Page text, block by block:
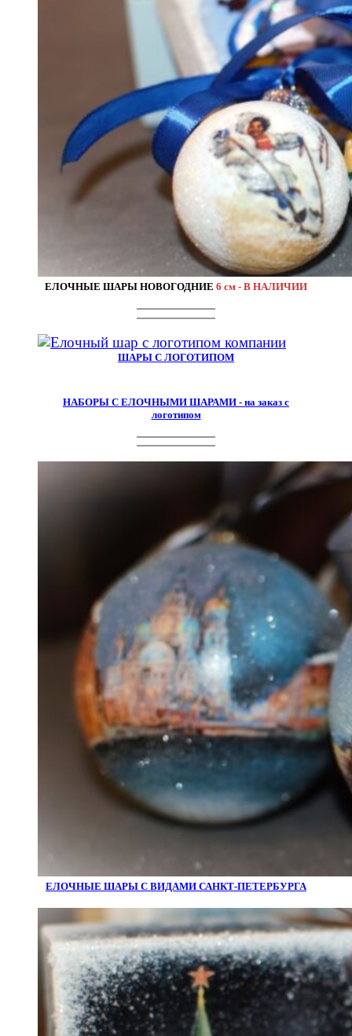
ЕЛОЧНЫЕ ШАРЫ НОВОГОДНИЕ 6 см - В НАЛИЧИИ
ШАРЫ С ЛОГОТИПОМ
НАБОРЫ С ЕЛОЧНЫМИ ШАРАМИ - на заказ с
логотипом
ЕЛОЧНЫЕ ШАРЫ С ВИДАМИ САНКТ-ПЕТЕРБУРГА